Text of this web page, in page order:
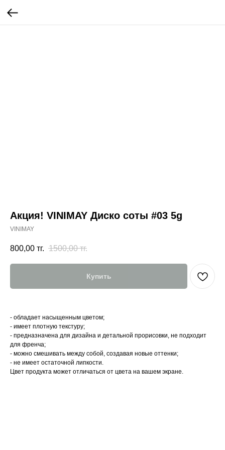
Акция! VINIMAY Диско соты #03 5g
VINIMAY
800,00 тг. 1500,00 тг.
Купить
- обладает насыщенным цветом;
- имеет плотную текстуру;
- предназначена для дизайна и детальной прорисовки, не подходит
для френча;
- можно смешивать между собой, создавая новые оттенки;
- не имеет остаточной липкости.
Цвет продукта может отличаться от цвета на вашем экране.